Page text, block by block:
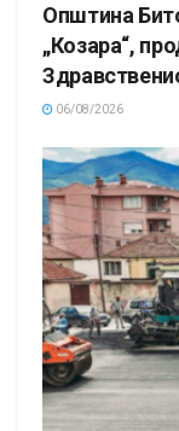
Општина
„Козара“,
06/08/2026